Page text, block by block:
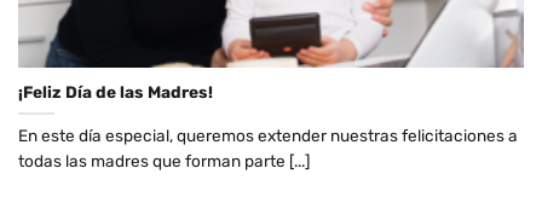
¡Feliz Día de las Madres!
En este día especial, queremos extender nuestras felicitaciones a
todas las madres que forman parte [...]